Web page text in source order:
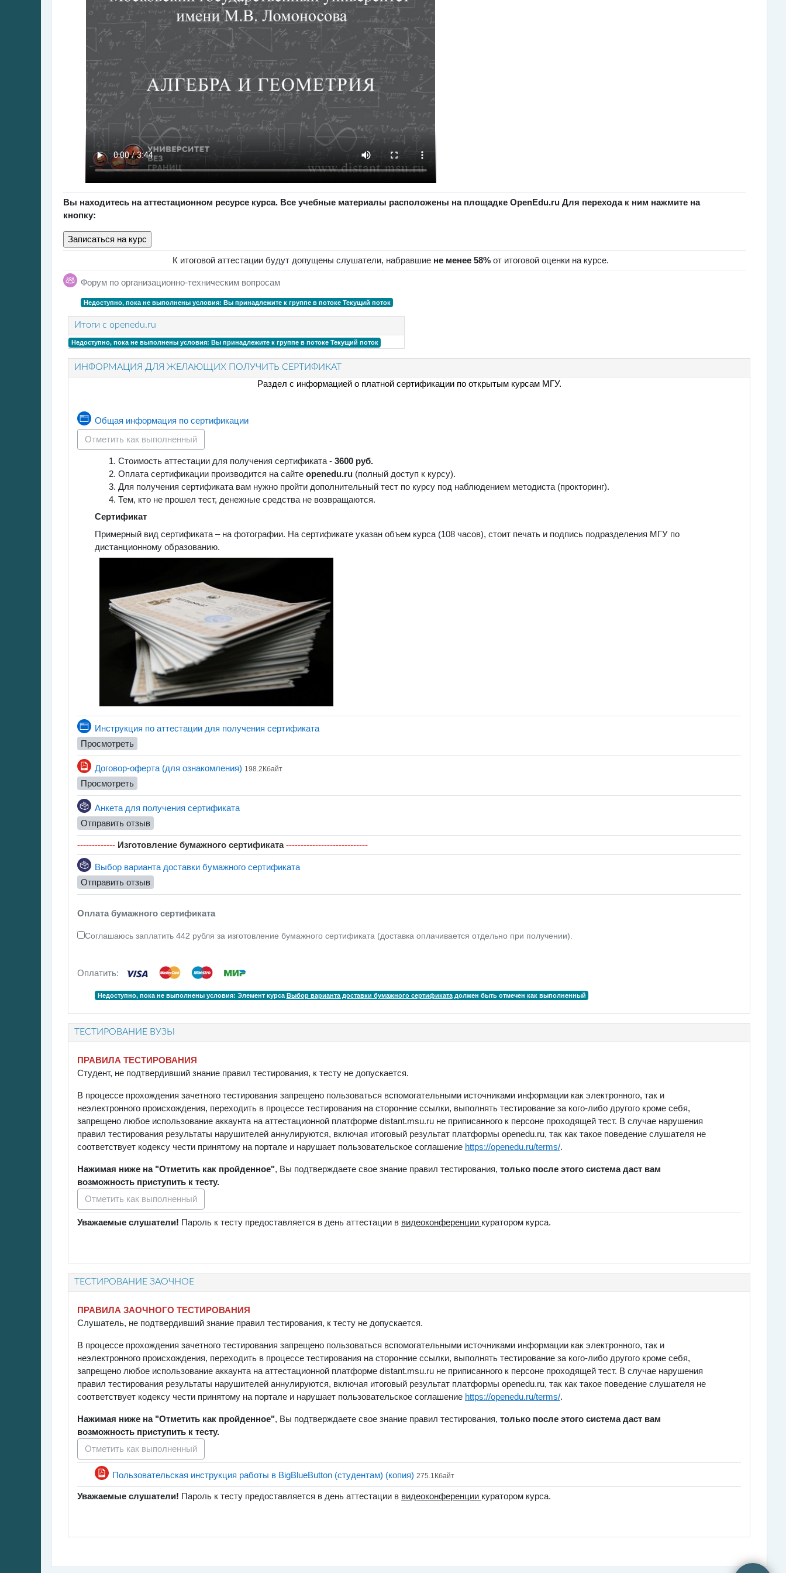
Вы находитесь на аттестационном ресурсе курса. Все учебные материалы расположены на площадке OpenEdu.ru Для перехода к ним нажмите на
кнопку:
К итоговой аттестации будут допущены слушатели, набравшие не менее 58%от итоговой оценки на курсе.
Форум по организационно-техническим вопросам
Недоступно, пока не выполнены условия: Вы принадлежите к группе в потоке Текущий поток
Итоги с openedu.ru
Недоступно, пока не выполнены условия: Вы принадлежите к группе в потоке Текущий поток
ИНФОРМАЦИЯ ДЛЯ ЖЕЛАЮЩИХ ПОЛУЧИТЬ СЕРТИФИКАТ
Раздел с информацией о платной сертификации по открытым курсам МГУ.
Общая информация по сертификации
Страница
Отметить как выполненный
Стоимость аттестации для получения сертификата - 3600 руб.
Оплата сертификации производится на сайте openedu.ru (полный доступ к курсу).
Для получения сертификата вам нужно пройти дополнительный тест по курсу под наблюдением методиста (прокторинг).
Тем, кто не прошел тест, денежные средства не возвращаются.
Сертификат
Примерный вид сертификата – на фотографии. На сертификате указан объем курса (108 часов), стоит печать и подпись подразделения МГУ по
дистанционному образованию.
Инструкция по аттестации для получения сертификата
Страница
Просмотреть
Договор-оферта (для ознакомления)
Файл 198.2Кбайт
Просмотреть
Анкета для получения сертификатаОбратная связь
Отправить отзыв
------------- Изготовление бумажного сертификата----------------------------
Выбор варианта доставки бумажного сертификатаОбратная связь
Отправить отзыв
Оплата бумажного сертификата
Соглашаюсь заплатить 442 рубля за изготовление бумажного сертификата (доставка оплачивается отдельно при получении).
Оплатить:
Недоступно, пока не выполнены условия: Элемент курса Выбор варианта доставки бумажного сертификатадолжен быть отмечен как выполненный
ТЕСТИРОВАНИЕ ВУЗЫ
ПРАВИЛА ТЕСТИРОВАНИЯ
Студент, не подтвердивший знание правил тестирования, к тесту не допускается.
В процессе прохождения зачетного тестирования запрещено пользоваться вспомогательными источниками информации как электронного, так и
неэлектронного происхождения, переходить в процессе тестирования на сторонние ссылки, выполнять тестирование за кого-либо другого кроме себя,
запрещено любое использование аккаунта на аттестационной платформе distant.msu.ru не приписанного к персоне проходящей тест. В случае нарушения
правил тестирования результаты нарушителей аннулируются, включая итоговый результат платформы openedu.ru, так как такое поведение слушателя не
соответствует кодексу чести принятому на портале и нарушает пользовательское соглашение https://openedu.ru/terms/.
Нажимая ниже на "Отметить как пройденное", Вы подтверждаете свое знание правил тестирования, только после этого система даст вам
возможность приступить к тесту.
Отметить как выполненный
Уважаемые слушатели! Пароль к тесту предоставляется в день аттестации в видеоконференции куратором курса.
ТЕСТИРОВАНИЕ ЗАОЧНОЕ
ПРАВИЛА ЗАОЧНОГО ТЕСТИРОВАНИЯ
Слушатель, не подтвердивший знание правил тестирования, к тесту не допускается.
В процессе прохождения зачетного тестирования запрещено пользоваться вспомогательными источниками информации как электронного, так и
неэлектронного происхождения, переходить в процессе тестирования на сторонние ссылки, выполнять тестирование за кого-либо другого кроме себя,
запрещено любое использование аккаунта на аттестационной платформе distant.msu.ru не приписанного к персоне проходящей тест. В случае нарушения
правил тестирования результаты нарушителей аннулируются, включая итоговый результат платформы openedu.ru, так как такое поведение слушателя не
соответствует кодексу чести принятому на портале и нарушает пользовательское соглашение https://openedu.ru/terms/.
Нажимая ниже на "Отметить как пройденное", Вы подтверждаете свое знание правил тестирования, только после этого система даст вам
возможность приступить к тесту.
Отметить как выполненный
Пользовательская инструкция работы в BigBlueButton (студентам) (копия)
Файл 275.1Кбайт
Уважаемые слушатели! Пароль к тесту предоставляется в день аттестации в видеоконференции куратором курса.